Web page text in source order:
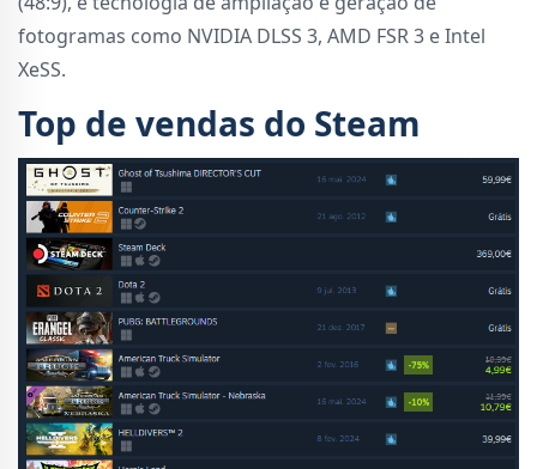
fotogramas como NVIDIA DLSS 3, AMD FSR 3 e Intel
XeSS.
Top de vendas do Steam